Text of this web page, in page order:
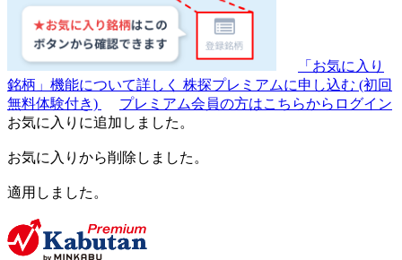
「お気に入り
銘柄」機能について詳しく 株探プレミアムに申し込む (初回
無料体験付き)
プレミアム会員の方はこちらからログイン
お気に入りに追加しました。
お気に入りから削除しました。
適用しました。